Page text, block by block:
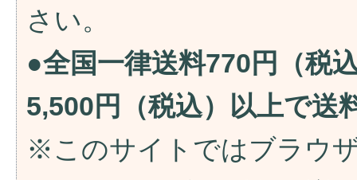
さい。
●全国一律送料770円（税
5,500円（税込）以上で送
※このサイトではブラウ